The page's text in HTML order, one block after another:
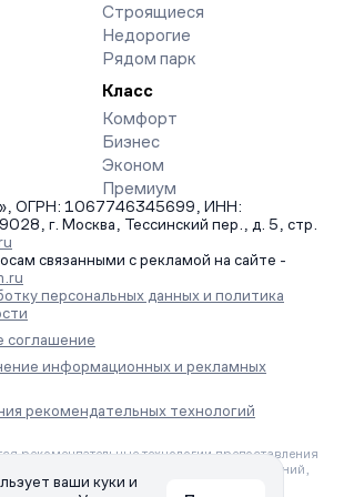
Строящиеся
Недорогие
Рядом парк
Класс
Комфорт
Бизнес
Эконом
Премиум
ОГРН: 1067746345699, ИНН:
г. Москва, Тессинский пер., д. 5, стр.
связанными с рекламой на сайте -
персональных данных и политика
соглашение
информационных и рекламных
рекомендательных технологий
рекомендательные технологии предоставления
сбора, систематизации и анализа сведений,
пользователей сети «Интернет»,
ваши куки и